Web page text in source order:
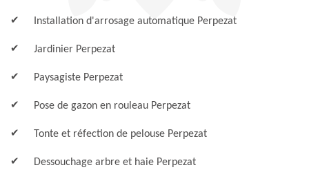
Installation d'arrosage automatique Perpezat
Jardinier Perpezat
Paysagiste Perpezat
Pose de gazon en rouleau Perpezat
Tonte et réfection de pelouse Perpezat
Dessouchage arbre et haie Perpezat